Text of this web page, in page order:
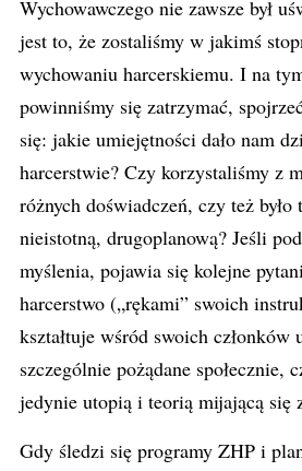
Wychowawczego nie zawsze był
jest to, że zostaliśmy w jakimś
wychowaniu harcerskiemu. I na
powinniśmy się zatrzymać,
się: jakie umiejętności dało nam
harcerstwie? Czy korzystaliśmy z
różnych doświadczeń, czy też było
nieistotną, drugoplanową? Jeśli
myślenia, pojawia się kolejne
harcerstwo („rękami” swoich
kształtuje wśród swoich członków
szczególnie pożądane społecznie,
jedynie utopią i teorią mijającą się
Gdy śledzi się programy ZHP i